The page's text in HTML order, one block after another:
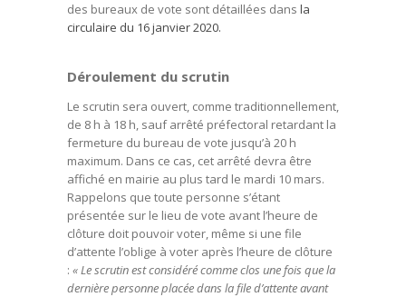
des bureaux de vote sont détaillées dans la
circulaire du 16 janvier 2020.
Déroulement du scrutin
Le scrutin sera ouvert, comme traditionnellement,
de 8 h à 18 h, sauf arrêté préfectoral retardant la
fermeture du bureau de vote jusqu’à 20 h
maximum. Dans ce cas, cet arrêté devra être
affiché en mairie au plus tard le mardi 10 mars.
Rappelons que toute personne s’étant
présentée sur le lieu de vote avant l’heure de
clôture doit pouvoir voter, même si une file
d’attente l’oblige à voter après l’heure de clôture
: « Le scrutin est considéré comme clos une fois que la
dernière personne placée dans la file d’attente avant